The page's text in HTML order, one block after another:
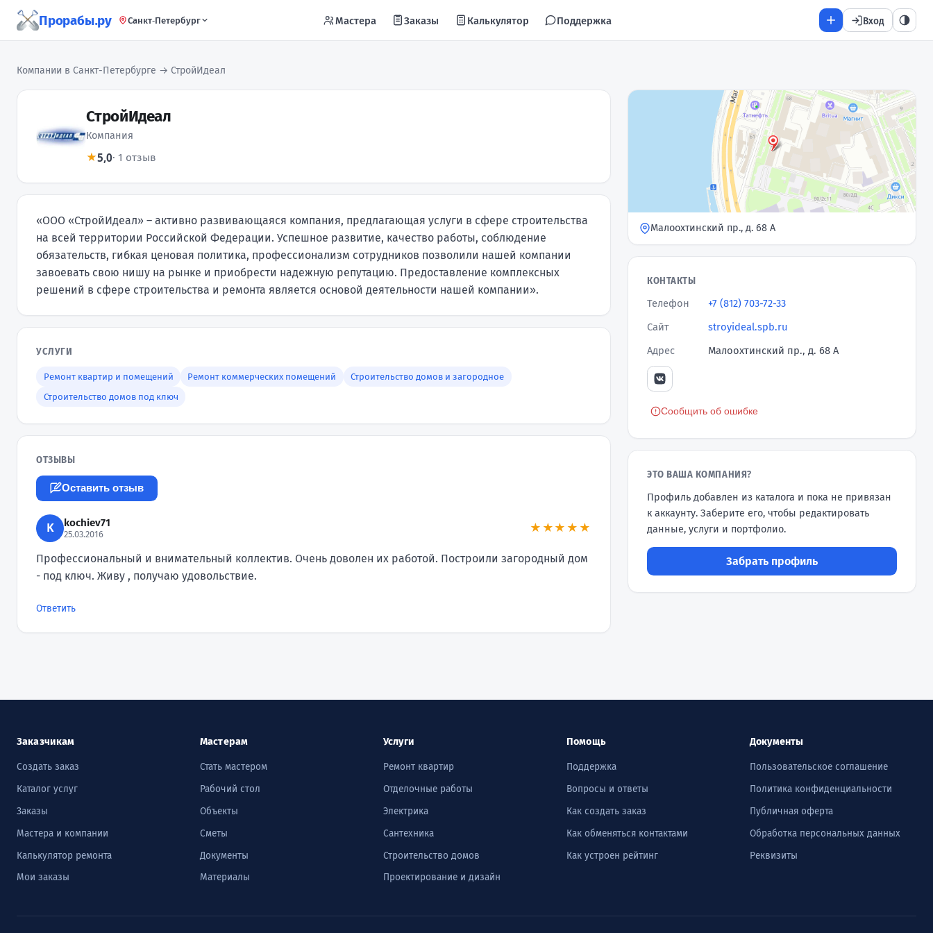
Прорабы.ру Санкт-Петербург Мастера Заказы Калькулятор Поддержка Вход
Компании в Санкт-Петербурге → СтройИдеал
СтройИдеал
Компания
★5,0· 1 отзыв
«ООО «СтройИдеал» – активно развивающаяся компания, предлагающая услуги в сфере строительства
на всей территории Российской Федерации. Успешное развитие, качество работы, соблюдение
обязательств, гибкая ценовая политика, профессионализм сотрудников позволили нашей компании
завоевать свою нишу на рынке и приобрести надежную репутацию. Предоставление комплексных
решений в сфере строительства и ремонта является основой деятельности нашей компании».
УСЛУГИ
Ремонт квартир и помещений Ремонт коммерческих помещений
Строительство домов и загородное
Строительство домов под ключ
ОТЗЫВЫ
Оставить отзыв
K kochiev71
25.03.2016 ★★★★★
Профессиональный и внимательный коллектив. Очень доволен их работой. Построили загородный дом
- под ключ. Живу , получаю удовольствие.
Ответить
Малоохтинский пр., д. 68 А
КОНТАКТЫ
Телефон
+7 (812) 703-72-33
Сайт
stroyideal.spb.ru
Адрес
Малоохтинский пр., д. 68 А
Сообщить об ошибке
ЭТО ВАША КОМПАНИЯ?
Профиль добавлен из каталога и пока не привязан
к аккаунту. Заберите его, чтобы редактировать
данные, услуги и портфолио.
Забрать профиль
Заказчикам
Создать заказ
Каталог услуг
Заказы
Мастера и компании
Калькулятор ремонта
Мои заказы
Мастерам
Стать мастером
Рабочий стол
Объекты
Сметы
Документы
Материалы
Услуги
Ремонт квартир
Отделочные работы
Электрика
Сантехника
Строительство домов
Проектирование и дизайн
Помощь
Поддержка
Вопросы и ответы
Как создать заказ
Как обменяться контактами
Как устроен рейтинг
Документы
Пользовательское соглашение
Политика конфиденциальности
Публичная оферта
Обработка персональных данных
Реквизиты